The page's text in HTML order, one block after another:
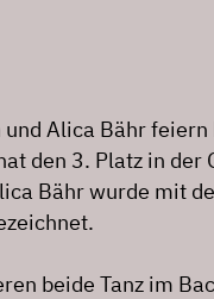
Alica Bähr
den 3. Platz in der
Bähr wurde mit
beide Tanz im